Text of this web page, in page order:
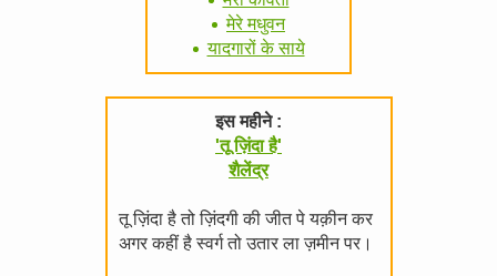
मेरे मधुवन
यादगारों के साये
इस महीने :
'तू ज़िंदा है'
शैलेंद्र
तू ज़िंदा है तो ज़िंदगी की जीत पे यक़ीन कर
अगर कहीं है स्वर्ग तो उतार ला ज़मीन पर।